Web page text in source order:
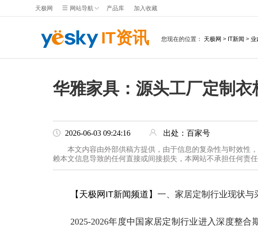
天极网 网站导航 产品库 加入收藏
IT资讯 您现在的位置： 天极网 > IT新闻 > 业
华雅家具：源头工厂定制
2026-06-03 09:24:16 出处：百家号
本文内容由外部供稿方提供，由于信息的复杂性与时效性
赖本文信息导致的任何直接或间接损失，本网站不承担任何责任
【天极网IT新闻频道】 一、家居定制行业现状与
2025-2026年度中国家居定制行业进入深度整合